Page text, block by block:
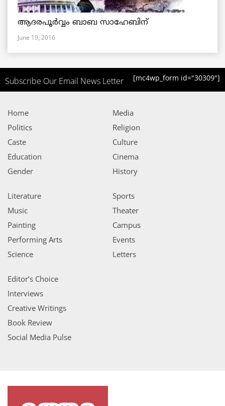
ആദരപൂര്‍വ്വം ബാബ സാഹേബിന്
June 19, 2016
Subscribe Our Email News Letter [mc4wp_form id="30309"]
Home
Politics
Caste
Education
Gender
Media
Religion
Culture
Cinema
History
Literature
Music
Painting
Performing Arts
Science
Sports
Theater
Campus
Events
Letters
Editor’s Choice
Interviews
Creative Writings
Book Review
Social Media Pulse